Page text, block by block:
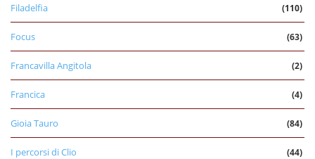
Filadelfia (110)
Focus (63)
Francavilla Angitola (2)
Francica (4)
Gioia Tauro (84)
I percorsi di Clio (44)